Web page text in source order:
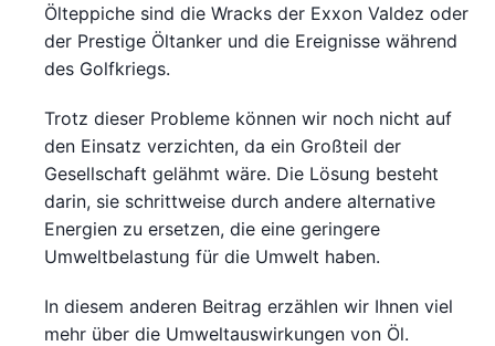
Ölteppiche sind die Wracks der Exxon Valdez oder
der Prestige Öltanker und die Ereignisse während
des Golfkriegs.
Trotz dieser Probleme können wir noch nicht auf
den Einsatz verzichten, da ein Großteil der
Gesellschaft gelähmt wäre. Die Lösung besteht
darin, sie schrittweise durch andere alternative
Energien zu ersetzen, die eine geringere
Umweltbelastung für die Umwelt haben.
In diesem anderen Beitrag erzählen wir Ihnen viel
mehr über die Umweltauswirkungen von Öl.